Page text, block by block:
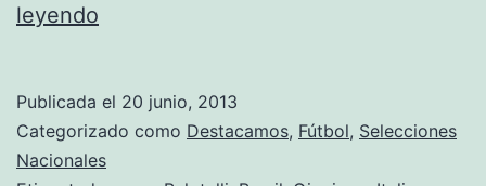
leyendo
e
Italia
Publicada el 20 junio, 2013
Categorizado como Destacamos, Fútbol, Selecciones
Nacionales